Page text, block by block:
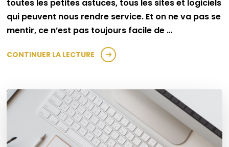
toutes les petites astuces, tous les sites et logiciels
qui peuvent nous rendre service. Et on ne va pas se
mentir, ce n’est pas toujours facile de …
CONTINUER LA LECTURE